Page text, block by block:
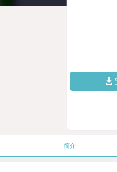
简介